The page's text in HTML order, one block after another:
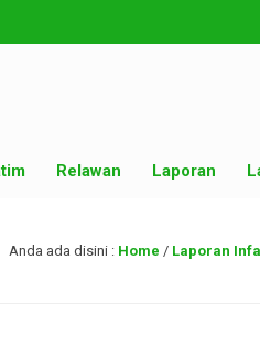
Relawan Laporan
Anda ada disini : Home / Laporan